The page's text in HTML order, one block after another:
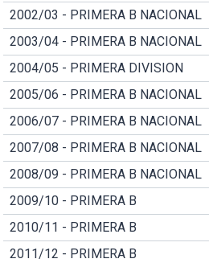
2002/03 - PRIMERA B NACIONAL
2003/04 - PRIMERA B NACIONAL
2004/05 - PRIMERA DIVISION
2005/06 - PRIMERA B NACIONAL
2006/07 - PRIMERA B NACIONAL
2007/08 - PRIMERA B NACIONAL
2008/09 - PRIMERA B NACIONAL
2009/10 - PRIMERA B
2010/11 - PRIMERA B
2011/12 - PRIMERA B